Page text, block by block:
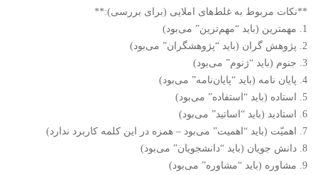
**نکات مربوط به غلط‌های املایی (برای بررسی):**
1. مهمترین (باید “مهم‌ترین” می‌بود)
2. پژوهش گران (باید “پژوهشگران” می‌بود)
3. جنوم (باید “ژنوم” می‌بود)
4. پایان نامه (باید “پایان‌نامه” می‌بود)
5. استاده (باید “استفاده” می‌بود)
6. استادید (باید “اساتید” می‌بود)
7. اهمیّت (باید “اهمیت” می‌بود – همزه در این کلمه کاربرد ندارد)
8. دانش جویان (باید “دانشجویان” می‌بود)
9. مشاورە (باید “مشاوره” می‌بود)